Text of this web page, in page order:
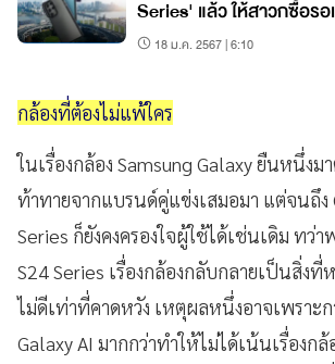
Series' แล้ว ให้สาวกซื้อรอ
18 ม.ค. 2567 | 6:10
กล้องที่ต้องไม่แพ้ใคร
ในเรื่องกล้อง Samsung Galaxy ยืนหนึ่ง
ท้าทายจากแบรนด์คู่แข่งเสมอมา แต่จนถึง
Series ก็ยังคงครองใจผู้ใช้ได้เช่นเดิม ทว่า
S24 Series เรื่องกล้องกลับกลายเป็นสิ่งที่
ไม่ดีเท่าที่คาดหวัง เหตุผลหนึ่งอาจเพราะก
Galaxy AI มากกว่าทำให้ไม่ได้เน้นเรื่องก